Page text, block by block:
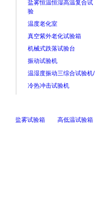
盐雾恒温恒湿高温复合试
验
温度老化室
真空紫外老化试验箱
机械式跌落试验台
振动试验机
温湿度振动三综合试验机/
冷热冲击试验机
盐雾试验箱 高低温试验箱